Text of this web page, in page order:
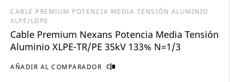
AÑADIR AL COMPARADOR
CABLE PREMIUM POTENCIA MEDIA TENSIÓN ALUMINIO
XLPE/LDPE
Cable Premium Nexans Potencia Media Tensión
Aluminio XLPE-TR/PE 35kV 133% N=1/3